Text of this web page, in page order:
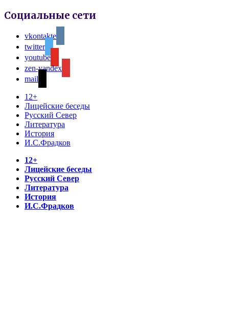
Социальные сети
vkontakte
twitter
youtube
zen-yandex
mail
12+
Лицейские беседы
Русский Север
Литература
История
И.С.Фрадков
12+
Лицейские беседы
Русский Север
Литература
История
И.С.Фрадков